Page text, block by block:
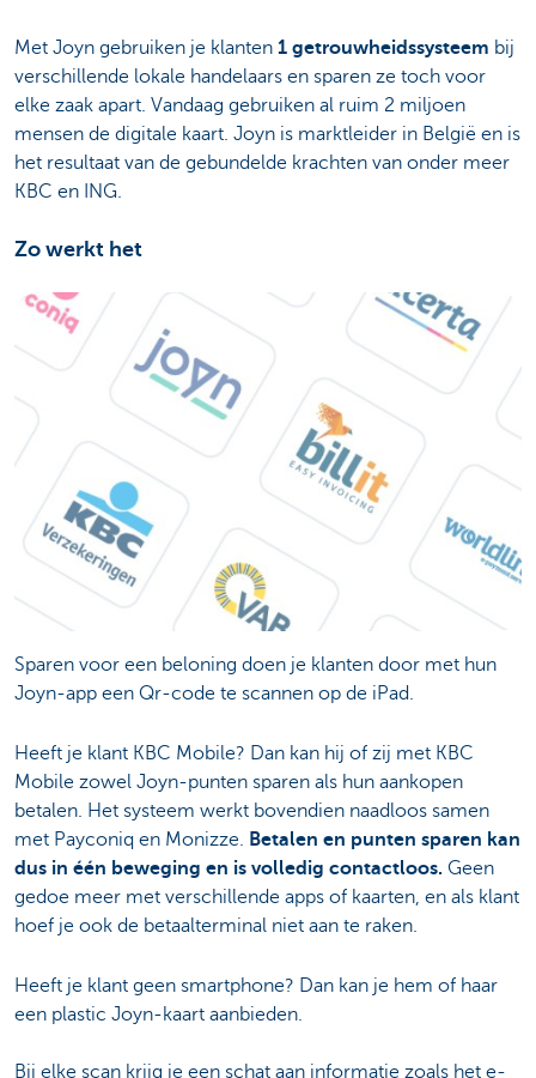
Met Joyn gebruiken je klanten 1 getrouwheidssysteem bij
verschillende lokale handelaars en sparen ze toch voor
elke zaak apart. Vandaag gebruiken al ruim 2 miljoen
mensen de digitale kaart. Joyn is marktleider in België en is
het resultaat van de gebundelde krachten van onder meer
KBC en ING.
Zo werkt het
Sparen voor een beloning doen je klanten door met hun
Joyn-app een Qr-code te scannen op de iPad.
Heeft je klant KBC Mobile? Dan kan hij of zij met KBC
Mobile zowel Joyn-punten sparen als hun aankopen
betalen. Het systeem werkt bovendien naadloos samen
met Payconiq en Monizze. Betalen en punten sparen kan
dus in één beweging en is volledig contactloos. Geen
gedoe meer met verschillende apps of kaarten, en als klant
hoef je ook de betaalterminal niet aan te raken.
Heeft je klant geen smartphone? Dan kan je hem of haar
een plastic Joyn-kaart aanbieden.
Bij elke scan krijg je een schat aan informatie zoals het e-